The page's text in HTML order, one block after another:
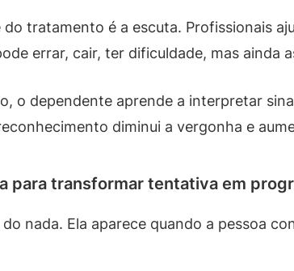
tratamento é a escuta. Profissionais
errar, cair, ter dificuldade, mas ainda
o dependente aprende a interpretar
diminui a vergonha e
para transformar tentativa em
nada. Ela aparece quando a pessoa